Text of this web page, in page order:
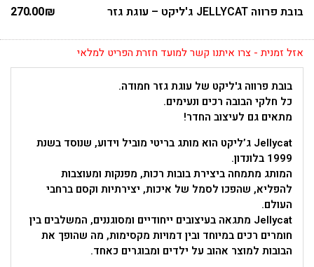
בובת פרווה JELLYCAT ג'ליקט – עוגת גזר 270.00₪
אזל זמנית - צרו איתנו קשר למועד חזרת הפריט למלאי
בובת פרווה ג'ליקט של עוגת גזר חמודה.
כל חלקי הבובה רכים ונעימים.
מתאים גם לעיצוב החדר!
Jellycat ג’ליקט הוא מותג בריטי מוביל וידוע, שנוסד בשנת
1999 בלונדון.
המותג מתמחה ביצירת בובות רכות, מפנקות ומעוצבות
להפליא, שהפכו לסמל של איכות, יצירתיות וקסם ברחבי
העולם.
Jellycat מתגאה בעיצובים ייחודיים ומסוגננים, המשלבים בין
חומרים רכים במיוחד ובין דמויות מקסימות, מה שהופך את
הבובות למוצר אהוב על ילדים ומבוגרים כאחד.